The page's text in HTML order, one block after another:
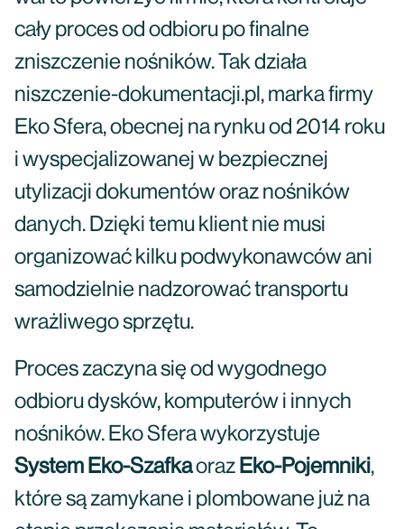
cały proces od odbioru po finalne
zniszczenie nośników. Tak działa
niszczenie-dokumentacji.pl, marka firmy
Eko Sfera, obecnej na rynku od 2014 roku
i wyspecjalizowanej w bezpiecznej
utylizacji dokumentów oraz nośników
danych. Dzięki temu klient nie musi
organizować kilku podwykonawców ani
samodzielnie nadzorować transportu
wrażliwego sprzętu.
Proces zaczyna się od wygodnego
odbioru dysków, komputerów i innych
nośników. Eko Sfera wykorzystuje
System Eko-Szafkaoraz Eko-Pojemniki,
które są zamykane i plombowane już na